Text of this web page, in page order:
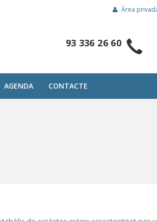
Àrea
93 336 26 60
AGENDA CONTACTE